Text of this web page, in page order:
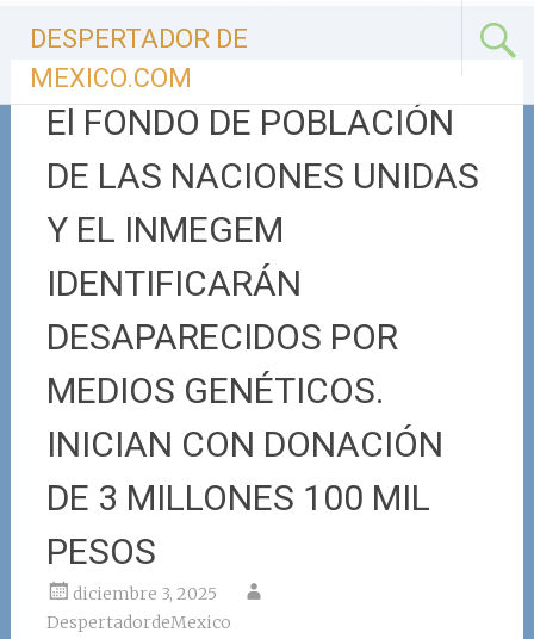
contenido
DESPERTADOR DE
MEXICO.COM
El FONDO DE POBLACIÓN
DE LAS NACIONES UNIDAS
Y EL INMEGEM
IDENTIFICARÁN
DESAPARECIDOS POR
MEDIOS GENÉTICOS.
INICIAN CON DONACIÓN
DE 3 MILLONES 100 MIL
PESOS
diciembre 3, 2025
DespertadordeMexico